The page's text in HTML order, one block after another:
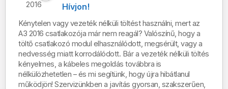
Hívjon!
Kénytelen vagy vezeték nélküli töltést használni, mert az
A3 2016 csatlakozója már nem reagál? Valószínű, hogy a
töltő csatlakozó modul elhasználódott, megsérült, vagy a
nedvesség miatt korrodálódott. Bár a vezeték nélküli töltés
kényelmes, a kábeles megoldás továbbra is
nélkülözhetetlen – és mi segítünk, hogy újra hibátlanul
működjön! Szervizünkben a javítás gyorsan, szakszerűen,